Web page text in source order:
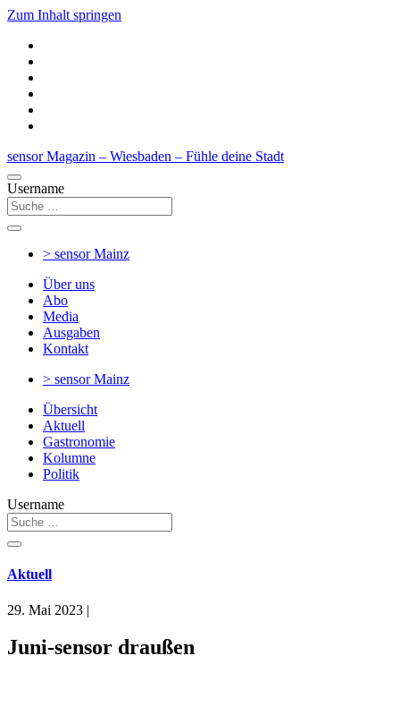
Zum Inhalt springen
sensor Magazin – Wiesbaden – Fühle deine Stadt
Username
> sensorMainz
Über uns
Abo
Media
Ausgaben
Kontakt
> sensorMainz
Übersicht
Aktuell
Gastronomie
Kolumne
Politik
Username
Aktuell
29. Mai 2023 |
Juni-sensor draußen